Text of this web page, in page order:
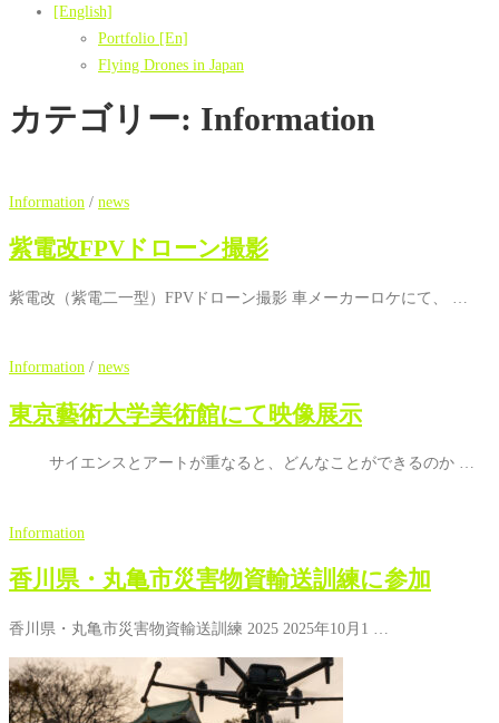
[English]
Portfolio [En]
Flying Drones in Japan
カテゴリー: Information
Information / news
紫電改FPVドローン撮影
紫電改（紫電二一型）FPVドローン撮影 車メーカーロケにて、 …
Information / news
東京藝術大学美術館にて映像展示
サイエンスとアートが重なると、どんなことができるのか …
Information
香川県・丸亀市災害物資輸送訓練に参加
香川県・丸亀市災害物資輸送訓練 2025 2025年10月1 …